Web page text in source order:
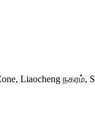
Liaocheng